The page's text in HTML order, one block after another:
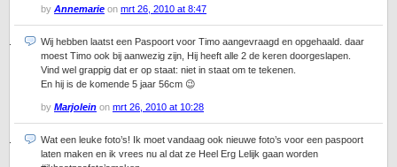
by Annemarie on mrt 26, 2010 at 8:47
Wij hebben laatst een Paspoort voor Timo aangevraagd en opgehaald. daar
moest Timo ook bij aanwezig zijn, Hij heeft alle 2 de keren doorgeslapen.
Vind wel grappig dat er op staat: niet in staat om te tekenen.
En hij is de komende 5 jaar 56cm 😉
by Marjolein on mrt 26, 2010 at 10:28
Wat een leuke foto’s! Ik moet vandaag ook nieuwe foto’s voor een paspoort
laten maken en ik vrees nu al dat ze Heel Erg Lelijk gaan worden